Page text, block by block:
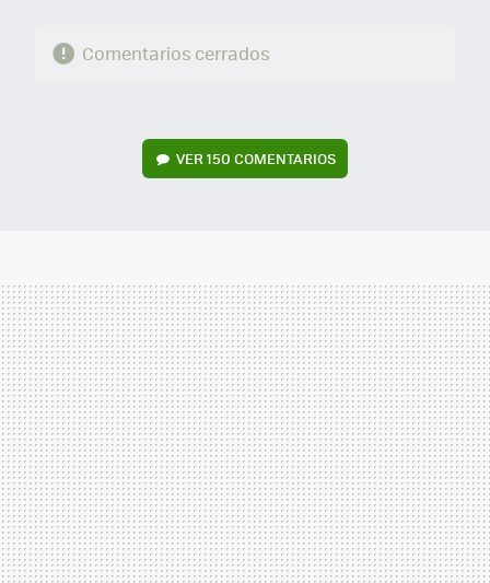
Comentarios cerrados
VER150 COMENTARIOS